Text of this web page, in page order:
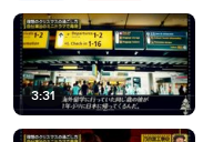
3:31